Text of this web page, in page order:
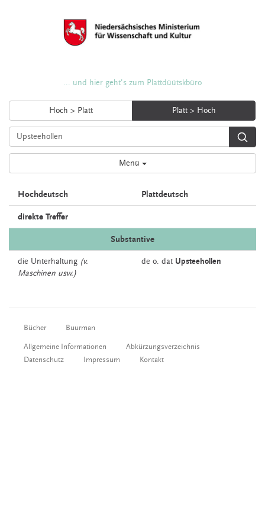
... und hier geht's zum Plattdüütskbüro
Hoch > Platt Platt > Hoch
Menü
Hochdeutsch Plattdeutsch
direkte Treffer
Substantive
die Unterhaltung (v.
Maschinen usw.)
de o. dat Upsteehollen
Bücher Buurman
Allgemeine Informationen
Abkürzungsverzeichnis
Datenschutz
Impressum Kontakt